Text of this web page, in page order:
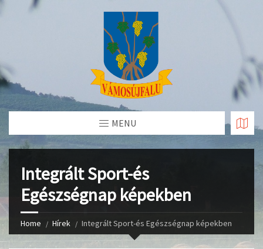
Skip
MENU
Integrált Sport-és
Egészségnap képekben
Home Hírek Integrált Sport-és Egészségnap képekben